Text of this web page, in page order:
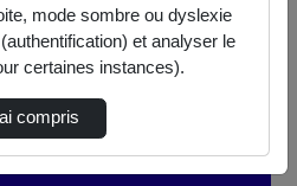
mode sombre ou dyslexie
et analyser le
certaines instances).
compris